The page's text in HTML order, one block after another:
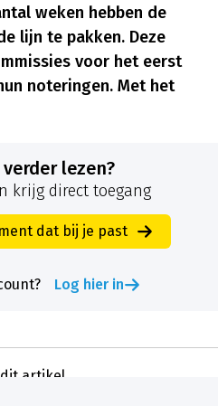
weken hebben de
lijn te pakken. Deze
voor het eerst
noteringen. Met het
verder lezen?
krijg direct toegang
dat bij je past
Log hier in
dit artikel